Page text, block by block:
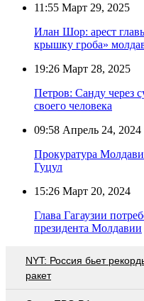
11:55 Март 29, 2025
Илан Шор: арест
крышку гроба»
19:26 Март 28, 2025
Петров: Санду через
своего человека
09:58 Апрель 24, 2024
Прокуратура
Гуцул
15:26 Март 20, 2024
Глава Гагаузии
президента Молдавии
NYT: Россия бьет
ракет